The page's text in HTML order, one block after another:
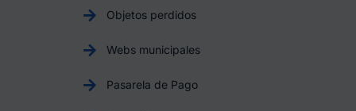
Objetos perdidos
Webs municipales
Pasarela de Pago